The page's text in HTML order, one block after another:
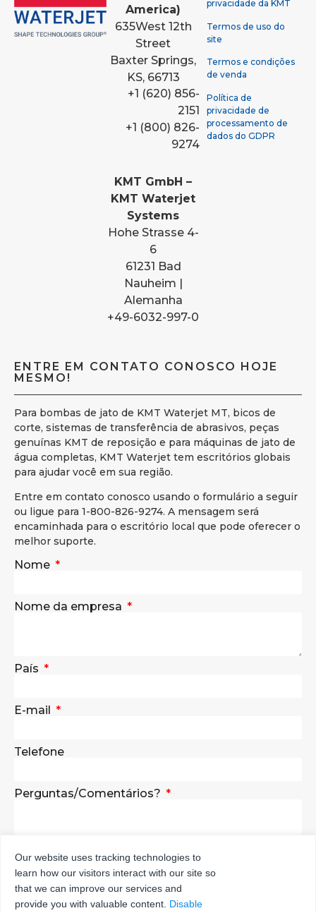
America)
635West 12th
Street
Baxter Springs,
KS, 66713
+1 (620) 856-
2151
+1 (800) 826-
9274
KMT GmbH –
KMT Waterjet
Systems
Hohe Strasse 4-
6
61231 Bad
Nauheim |
Alemanha
+49-6032-997-0
privacidade da KMT
Termos de uso do
site
Termos e condições
de venda
Política de
privacidade de
processamento de
dados do GDPR
ENTRE EM CONTATO CONOSCO HOJE
MESMO!
Para bombas de jato de KMT Waterjet MT, bicos de
corte, sistemas de transferência de abrasivos, peças
genuínas KMT de reposição e para máquinas de jato de
água completas, KMT Waterjet tem escritórios globais
para ajudar você em sua região.
Entre em contato conosco usando o formulário a seguir
ou ligue para 1-800-826-9274. A mensagem será
encaminhada para o escritório local que pode oferecer o
melhor suporte.
Nome
Nome da empresa
País
E-mail
Telefone
Perguntas/Comentários?
ENVIAR
Our website uses tracking technologies to
learn how our visitors interact with our site so
that we can improve our services and
provide you with valuable content. Disable